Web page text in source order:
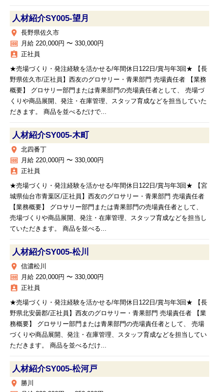
人材紹介SY005‐望月
place 長野県佐久市
money 月給 220,000円 〜 330,000円
assignment_ind 正社員
★売場づくり・発注経験を活かせる/年間休日122日/賞与年3回★ 【長
野県佐久市/正社員】西友のグロサリー・青果部門 売場責任者 【業務
概要】 グロサリー部門または青果部門の売場責任者として、 売場づ
くりや商品展開、発注・在庫管理、スタッフ育成などを担当していた
だきます。 商品を並べるだけで...
人材紹介SY005‐木町
place 北四番丁
money 月給 220,000円 〜 330,000円
assignment_ind 正社員
★売場づくり・発注経験を活かせる/年間休日122日/賞与年3回★ 【宮
城県仙台市青葉区/正社員】西友のグロサリー・青果部門 売場責任者
【業務概要】 グロサリー部門または青果部門の売場責任者として、
売場づくりや商品展開、発注・在庫管理、スタッフ育成などを担当し
ていただきます。 商品を並べる...
人材紹介SY005‐松川
place 信濃松川
money 月給 220,000円 〜 330,000円
assignment_ind 正社員
★売場づくり・発注経験を活かせる/年間休日122日/賞与年3回★ 【長
野県北安曇郡/正社員】西友のグロサリー・青果部門 売場責任者 【業
務概要】 グロサリー部門または青果部門の売場責任者として、 売場
づくりや商品展開、発注・在庫管理、スタッフ育成などを担当してい
ただきます。 商品を並べるだけ...
人材紹介SY005‐松河戸
place 勝川